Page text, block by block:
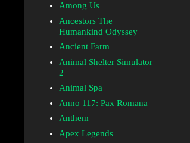
Among Us
Ancestors The
Humankind Odyssey
Ancient Farm
Animal Shelter Simulator
2
Animal Spa
Anno 117: Pax Romana
Anthem
Apex Legends